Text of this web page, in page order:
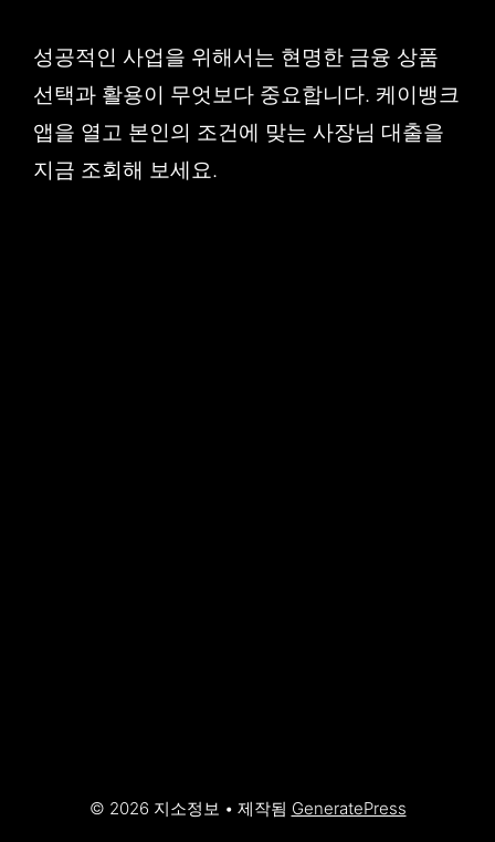
성공적인 사업을 위해서는 현명한 금융 상품
선택과 활용이 무엇보다 중요합니다. 케이뱅크
앱을 열고 본인의 조건에 맞는 사장님 대출을
지금 조회해 보세요.
© 2026 지소정보 • 제작됨 GeneratePress